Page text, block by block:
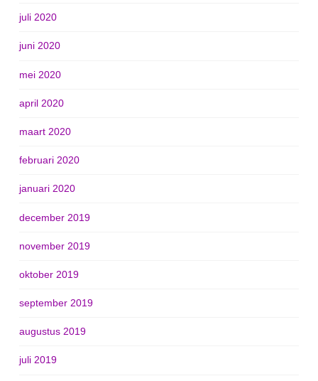
juli 2020
juni 2020
mei 2020
april 2020
maart 2020
februari 2020
januari 2020
december 2019
november 2019
oktober 2019
september 2019
augustus 2019
juli 2019